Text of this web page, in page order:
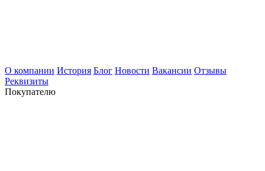
О компании История Блог Новости Вакансии Отзывы
Реквизиты
Покупателю